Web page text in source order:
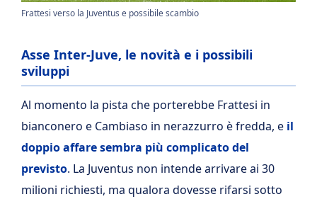
Frattesi verso la Juventus e possibile scambio
Asse Inter-Juve, le novità e i possibili
sviluppi
Al momento la pista che porterebbe Frattesi in
bianconero e Cambiaso in nerazzurro è fredda, e il
doppio affare sembra più complicato del
previsto. La Juventus non intende arrivare ai 30
milioni richiesti, ma qualora dovesse rifarsi sotto